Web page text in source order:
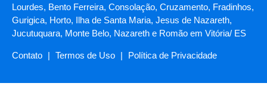
Lourdes, Bento Ferreira, Consolação, Cruzamento, Fradinhos,
Gurigica, Horto, Ilha de Santa Maria, Jesus de Nazareth,
Jucutuquara, Monte Belo, Nazareth e Romão em Vitória/ ES
Contato | Termos de Uso | Política de Privacidade